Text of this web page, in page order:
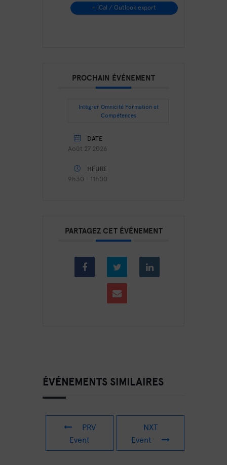
+ iCal / Outlook export
PROCHAIN ÉVÉNEMENT
Intégrer Omnicité Formation et
Compétences
DATE
Août 27 2026
HEURE
9h30 - 11h00
PARTAGEZ CET ÉVÉNEMENT
ÉVÉNEMENTS SIMILAIRES
PRV
Event
NXT
Event